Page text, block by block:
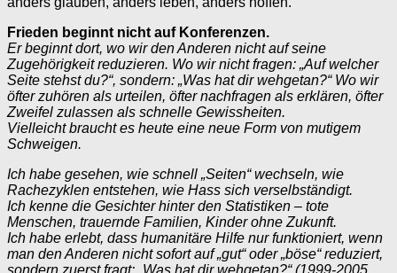
Frieden beginnt nicht auf Konferenzen.
Er beginnt dort, wo wir den Anderen nicht auf seine
Zugehörigkeit reduzieren. Wo wir nicht fragen: „Auf welcher
Seite stehst du?“, sondern: „Was hat dir wehgetan?“ Wo wir
öfter zuhören als urteilen, öfter nachfragen als erklären, öfter
Zweifel zulassen als schnelle Gewissheiten.
Vielleicht braucht es heute eine neue Form von mutigem
Schweigen.
Ich habe gesehen, wie schnell „Seiten“ wechseln, wie
Rachezyklen entstehen, wie Hass sich verselbständigt.
Ich kenne die Gesichter hinter den Statistiken – tote
Menschen, trauernde Familien, Kinder ohne Zukunft.
Ich habe erlebt, dass humanitäre Hilfe nur funktioniert, wenn
man den Anderen nicht sofort auf „gut“ oder „böse“ reduziert,
sondern zuerst fragt: „Was hat dir wehgetan?“ (1999-2005